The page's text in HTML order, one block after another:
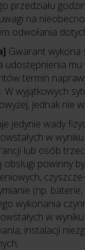
przedziału
na
odwołania
Gwarant wykona
termin
wyjątkowych
jednak nie
jedynie wady
w
lub osób
powinny
(np.
wykonania
w
instalacji